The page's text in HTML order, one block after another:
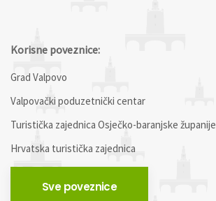
Korisne poveznice:
Grad Valpovo
Valpovački poduzetnički centar
Turistička zajednica Osječko-baranjske županije
Hrvatska turistička zajednica
Sve poveznice